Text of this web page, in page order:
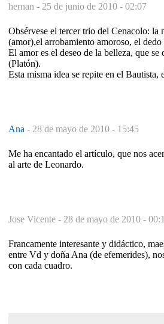
hernan - 25 de junio de 2010 - 02:07
Obsérvese el tercer trio del Cenacolo: la
(amor),el arrobamiento amoroso, el
El amor es el deseo de la belleza, que se
(Platón).
Esta misma idea se repite en el Bautista,
Ana - 28 de mayo de 2010 - 15:45
Me ha encantado el artículo, que nos
al arte de Leonardo.
Jose Vicente - 28 de mayo de 2010 -
Francamente interesante y didáctico,
entre Vd y doña Ana (de efemerides),
con cada cuadro.